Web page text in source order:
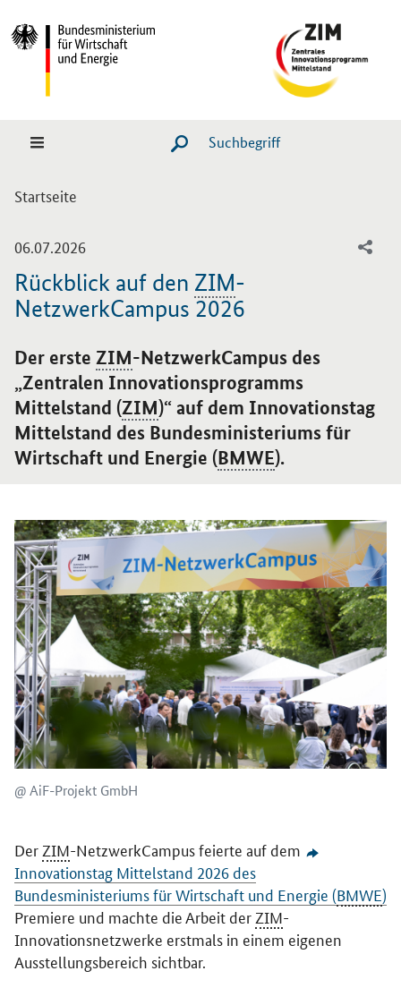
SUCHE STARTEN
Sie sind hier:
Startseite
06.07.2026
Rückblick auf den ZIM-
NetzwerkCampus 2026
Der erste ZIM-NetzwerkCampus des
„Zentralen Innovationsprogramms
Mittelstand (ZIM)“ auf dem ​Innovationstag
Mittelstand des Bundesministeriums für
Wirtschaft und Energie (BMWE).
@ AiF-Projekt GmbH
Der ZIM-NetzwerkCampus feierte auf dem
Innovationstag Mittelstand 2026 des
Bundesministeriums für Wirtschaft und Energie (BMWE)
Premiere und machte die Arbeit der ZIM-
Innovationsnetzwerke erstmals in einem eigenen
Ausstellungsbereich sichtbar.